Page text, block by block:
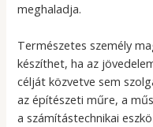
meghaladja.
Természetes személy
készíthet, ha az
célját közvetve sem
az építészeti műre, a
a számítástechnikai